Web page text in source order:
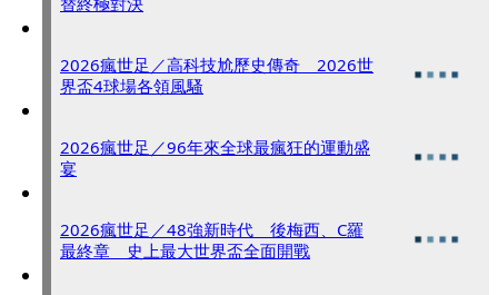
2026瘋世足／高科技尬歷史傳奇 2026世
界盃4球場各領風騷
2026瘋世足／96年來全球最瘋狂的運動盛
宴
2026瘋世足／48強新時代 後梅西、C羅
最終章 史上最大世界盃全面開戰